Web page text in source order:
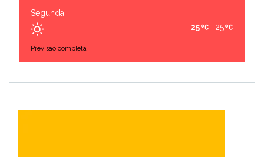
Segunda
25
25
Previsão completa